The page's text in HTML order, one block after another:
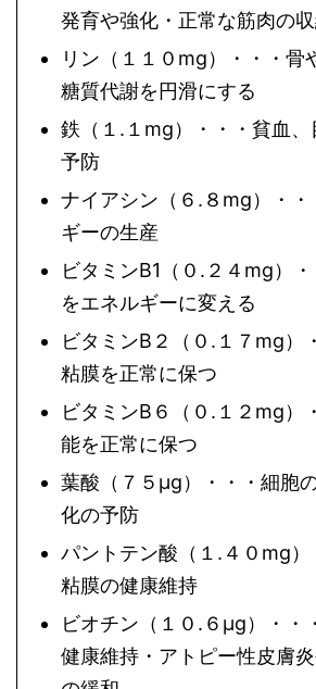
発育や強化・正常な筋肉の
リン（１１０mg）・・・骨
糖質代謝を円滑にする
鉄（１.１mg）・・・貧血
予防
ナイアシン（６.８mg）・
ギーの生産
ビタミンB1（０.２４mg）
をエネルギーに変える
ビタミンB２（０.１７mg）
粘膜を正常に保つ
ビタミンB６（０.１２mg）
能を正常に保つ
葉酸（７５μg）・・・細胞
化の予防
パントテン酸（１.４０mg）
粘膜の健康維持
ビオチン（１０.６μg）・・
健康維持・アトピー性皮膚